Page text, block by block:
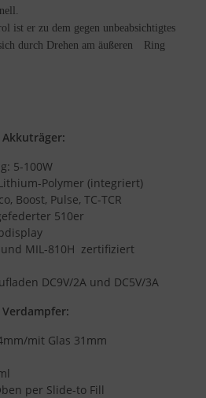
ist er zu dem gegen unbeabsichtigtes
sich durch Drehen am äußeren Ring
5-100W
Polymer (integriert)
Boost, Pulse, TC-TCR
510er
und MIL-810H zertifiziert
DC9V/2A und DC5V/3A
mit Glas 31mm
per Slide-to Fill